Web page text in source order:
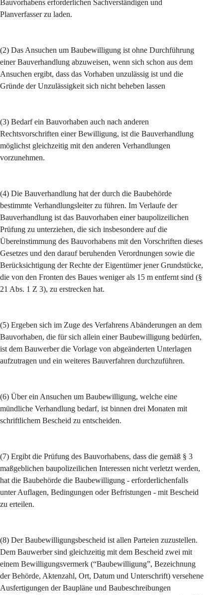
Bauvorhabens erforderlichen Sachverständigen und
Planverfasser zu laden.
(2) Das Ansuchen um Baubewilligung ist ohne Durchführung
einer Bauverhandlung abzuweisen, wenn sich schon aus dem
Ansuchen ergibt, dass das Vorhaben unzulässig ist und die
Gründe der Unzulässigkeit sich nicht beheben lassen
(3) Bedarf ein Bauvorhaben auch nach anderen
Rechtsvorschriften einer Bewilligung, ist die Bauverhandlung
möglichst gleichzeitig mit den anderen Verhandlungen
vorzunehmen.
(4) Die Bauverhandlung hat der durch die Baubehörde
bestimmte Verhandlungsleiter zu führen. Im Verlaufe der
Bauverhandlung ist das Bauvorhaben einer baupolizeilichen
Prüfung zu unterziehen, die sich insbesondere auf die
Übereinstimmung des Bauvorhabens mit den Vorschriften dieses
Gesetzes und den darauf beruhenden Verordnungen sowie die
Berücksichtigung der Rechte der Eigentümer jener Grundstücke,
die von den Fronten des Baues weniger als 15 m entfernt sind (§
21 Abs. 1 Z 3), zu erstrecken hat.
(5) Ergeben sich im Zuge des Verfahrens Abänderungen an dem
Bauvorhaben, die für sich allein einer Baubewilligung bedürfen,
ist dem Bauwerber die Vorlage von abgeänderten Unterlagen
aufzutragen und ein weiteres Bauverfahren durchzuführen.
(6) Über ein Ansuchen um Baubewilligung, welche eine
mündliche Verhandlung bedarf, ist binnen drei Monaten mit
schriftlichem Bescheid zu entscheiden.
(7) Ergibt die Prüfung des Bauvorhabens, dass die gemäß § 3
maßgeblichen baupolizeilichen Interessen nicht verletzt werden,
hat die Baubehörde die Baubewilligung - erforderlichenfalls
unter Auflagen, Bedingungen oder Befristungen - mit Bescheid
zu erteilen.
(8) Der Baubewilligungsbescheid ist allen Parteien zuzustellen.
Dem Bauwerber sind gleichzeitig mit dem Bescheid zwei mit
einem Bewilligungsvermerk (“Baubewilligung”, Bezeichnung
der Behörde, Aktenzahl, Ort, Datum und Unterschrift) versehene
Ausfertigungen der Baupläne und Baubeschreibungen